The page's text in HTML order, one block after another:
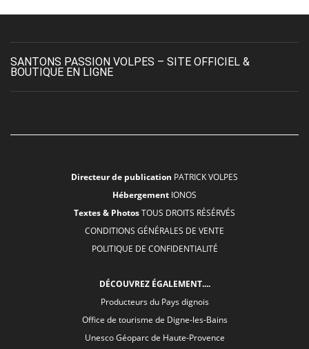
SANTONS PASSION VOLPES – SITE OFFICIEL &
BOUTIQUE EN LIGNE
Directeur de publication PATRICK VOLPES
Hébergement IONOS
Textes & PhotosTOUS DROITS RÉSÉRVÉS
CONDITIONS GÉNÉRALES DE VENTE
POLITIQUE DE CONFIDENTIALITÉ
DÉCOUVREZ ÉGALEMENT....
Producteurs du Pays dignois
Office de tourisme de Digne-les-Bains
Unesco Géoparc de Haute-Provence